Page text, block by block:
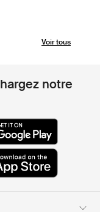
Voir tous
notre